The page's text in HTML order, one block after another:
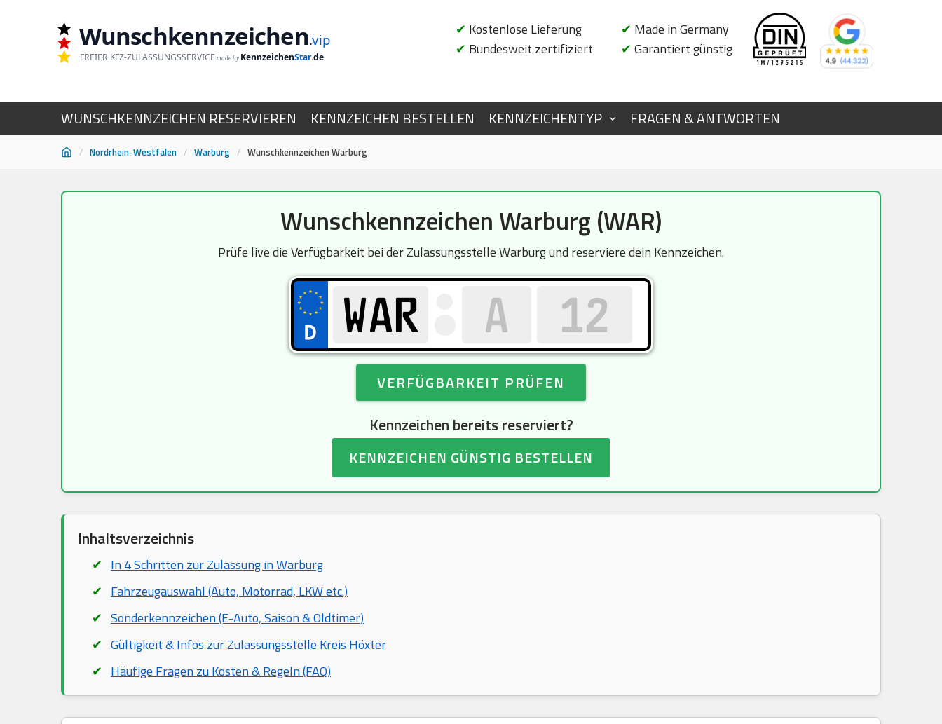
Wunschkennzeichen.vip
FREIER KFZ-ZULASSUNGSSERVICE made by KennzeichenStar.de
✔ Kostenlose Lieferung
✔ Bundesweit zertifiziert
✔ Made in Germany
✔ Garantiert günstig
WUNSCHKENNZEICHEN RESERVIEREN KENNZEICHEN BESTELLEN KENNZEICHENTYP FRAGEN & ANTWORTEN
/ Nordrhein-Westfalen / Warburg / Wunschkennzeichen Warburg
Wunschkennzeichen Warburg (WAR)
Prüfe live die Verfügbarkeit bei der Zulassungsstelle Warburg und reserviere dein Kennzeichen.
VERFÜGBARKEIT PRÜFEN
Kennzeichen bereits reserviert?
KENNZEICHEN GÜNSTIG BESTELLEN
Inhaltsverzeichnis
In 4 Schritten zur Zulassung in Warburg
Fahrzeugauswahl (Auto, Motorrad, LKW etc.)
Sonderkennzeichen (E-Auto, Saison & Oldtimer)
Gültigkeit & Infos zur Zulassungsstelle Kreis Höxter
Häufige Fragen zu Kosten & Regeln (FAQ)